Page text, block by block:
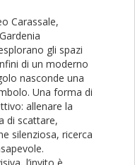
Carassale,
gli spazi
di un moderno
nasconde una
Una forma di
allenare la
di scattare,
silenziosa, ricerca